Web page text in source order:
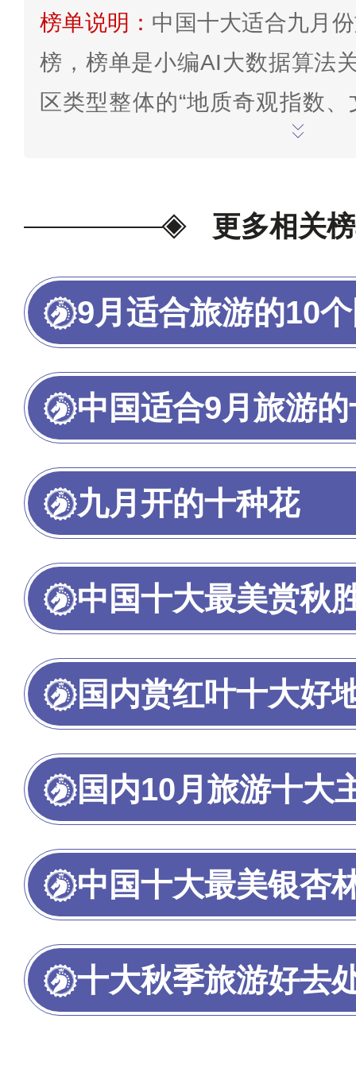
榜单说明： 中国十大适合九月
榜，榜单是小编AI大数据算法
区类型整体的“地质奇观指数
稀有程度、观赏娱乐价值、景
系统分析研究得出，榜单仅供
正。为我喜欢的投票>>
更多相关
9月适合旅游的10
中国适合9月旅游
九月开的十种花
中国十大最美赏秋
国内赏红叶十大好
国内10月旅游十大
中国十大最美银杏
十大秋季旅游好去